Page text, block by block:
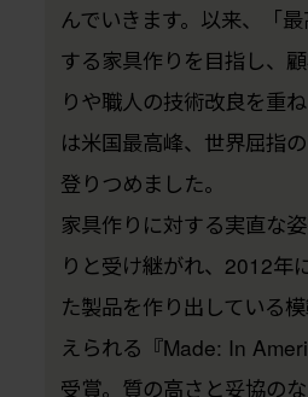
んでいきます。以来、「
する家具作りを目指し、
りや職人の技術改良を重
は米国最高峰、世界屈指
登りつめました。
家具作りに対する実直な
りと受け継がれ、2012年
た製品を作り出している
えられる『Made: In
受賞。質の高さと妥協の